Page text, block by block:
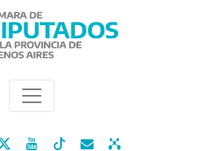
  